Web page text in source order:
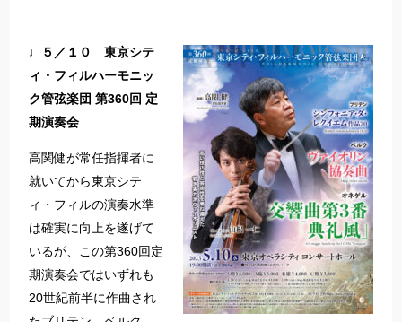
♩５／１０ 東京シテ
ィ・フィルハーモニッ
ク管弦楽団 第360回 定
期演奏会
高関健が常任指揮者に
就いてから東京シテ
ィ・フィルの演奏水準
は確実に向上を遂げて
いるが、この第360回定
期演奏会ではいずれも
20世紀前半に作曲され